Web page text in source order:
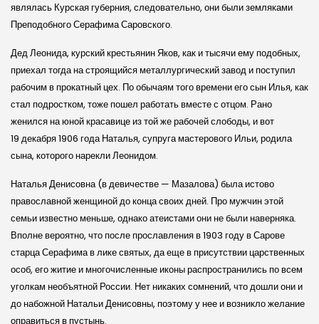
являлась Курская губерния, следовательно, они были земляками
Преподобного Серафима Саровского.
Дед Леонида, курский крестьянин Яков, как и тысячи ему подобных,
приехал тогда на строящийся металлургический завод и поступил
рабочим в прокатный цех. По обычаям того времени его сын Илья, как
стал подростком, тоже пошел работать вместе с отцом. Рано
женился на юной красавице из той же рабочей слободы, и вот
19 декабря 1906 года Наталья, супруга мастерового Ильи, родила
сына, которого нарекли Леонидом.
Наталья Денисовна (в девичестве — Мазалова) была истово
православной женщиной до конца своих дней. Про мужчин этой
семьи известно меньше, однако атеистами они не были наверняка.
Вполне вероятно, что после прославления в 1903 году в Сарове
старца Серафима в лике святых, да еще в присутствии царственных
особ, его житие и многочисленные иконы распространились по всем
уголкам необъятной России. Нет никаких сомнений, что дошли они и
до набожной Натальи Денисовны, поэтому у нее и возникло желание
оправиться в пустынь.